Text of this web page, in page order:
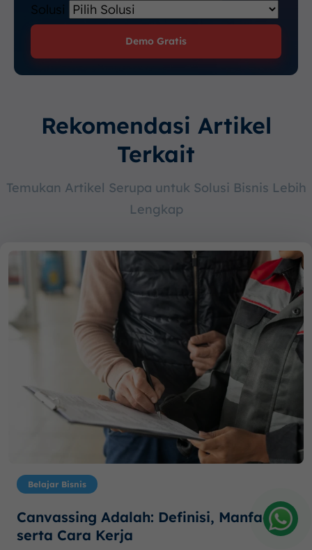
Solusi
Demo Gratis
Rekomendasi Artikel
Terkait
Temukan Artikel Serupa untuk Solusi Bisnis Lebih
Lengkap
Belajar Bisnis
Canvassing Adalah: Definisi, Manfaat,
serta Cara Kerja